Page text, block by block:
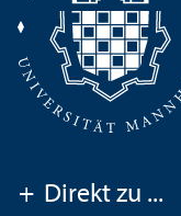
+ Direkt zu ...